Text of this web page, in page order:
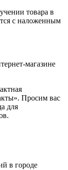
товара в
с наложенным
магазине
Просим вас
для
в городе